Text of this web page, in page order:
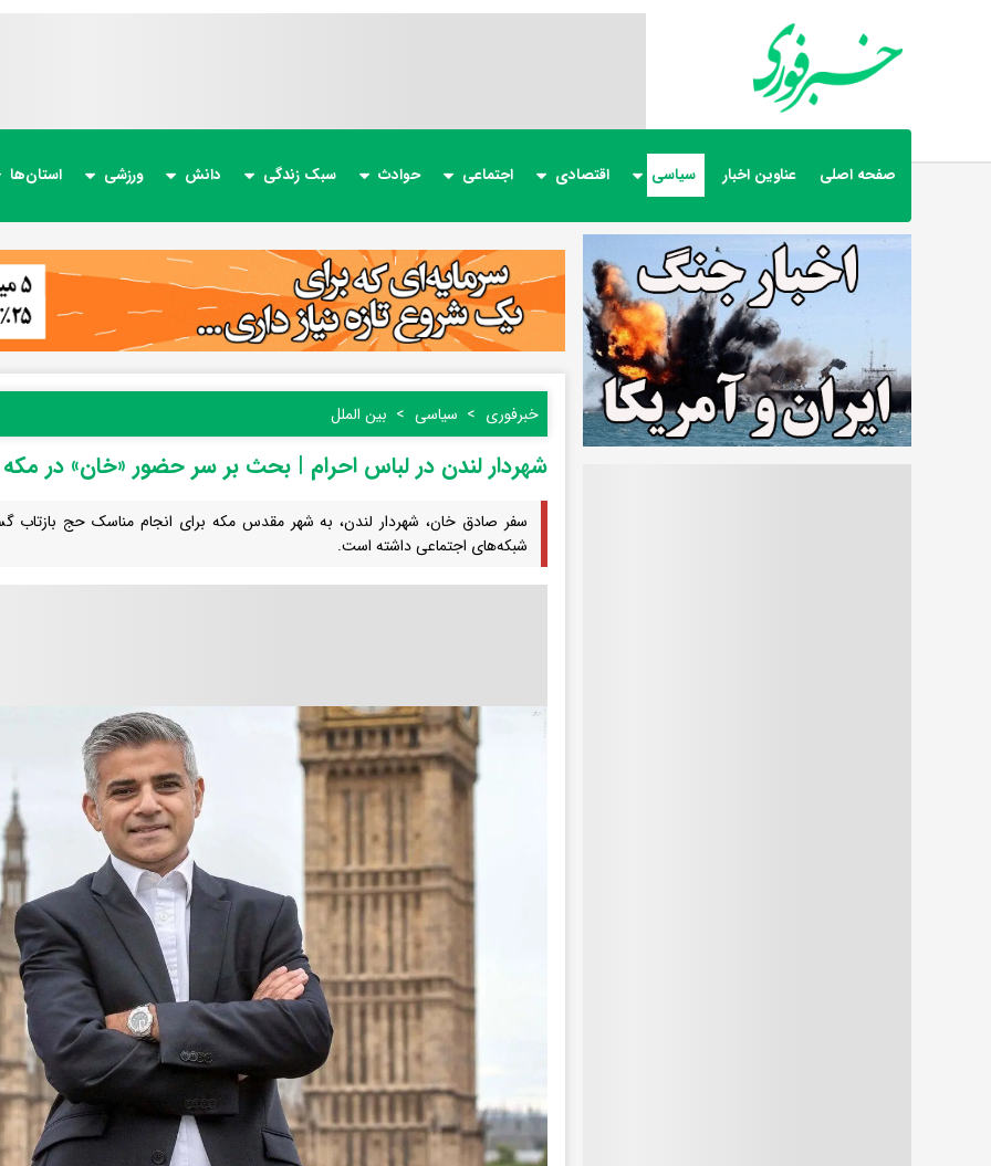
صفحه اصلی عناوین اخبار سیاسی اقتصادی اجتماعی حوادث سبک زندگی دانش ورزشی استان‌ها
خبرفوری سیاسی بین الملل
شهردار لندن در لباس احرام | بحث بر سر حضور «خان» در مکه
سفر صادق خان، شهردار لندن، به شهر مقدس مکه برای انجام مناسک حج بازتاب
شبکه‌های اجتماعی داشته است.